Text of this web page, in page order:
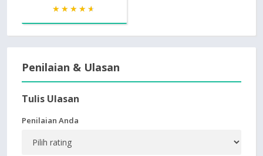
★★★★★
★★★★★
Penilaian & Ulasan
Tulis Ulasan
Penilaian Anda